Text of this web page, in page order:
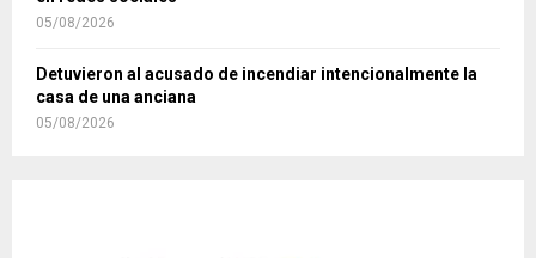
05/08/2026
Detuvieron al acusado de incendiar intencionalmente la
casa de una anciana
05/08/2026